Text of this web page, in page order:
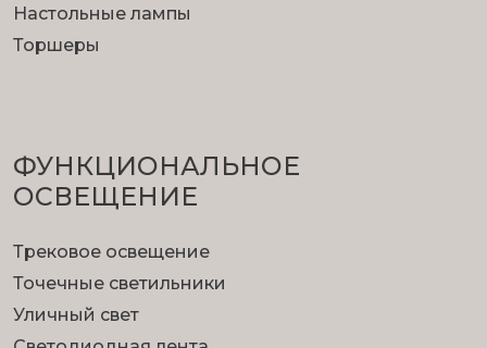
Настольные лампы
Торшеры
ФУНКЦИОНА­ЛЬНОЕ
ОСВЕЩЕНИЕ
Трековое освещение
Точечные светильники
Уличный свет